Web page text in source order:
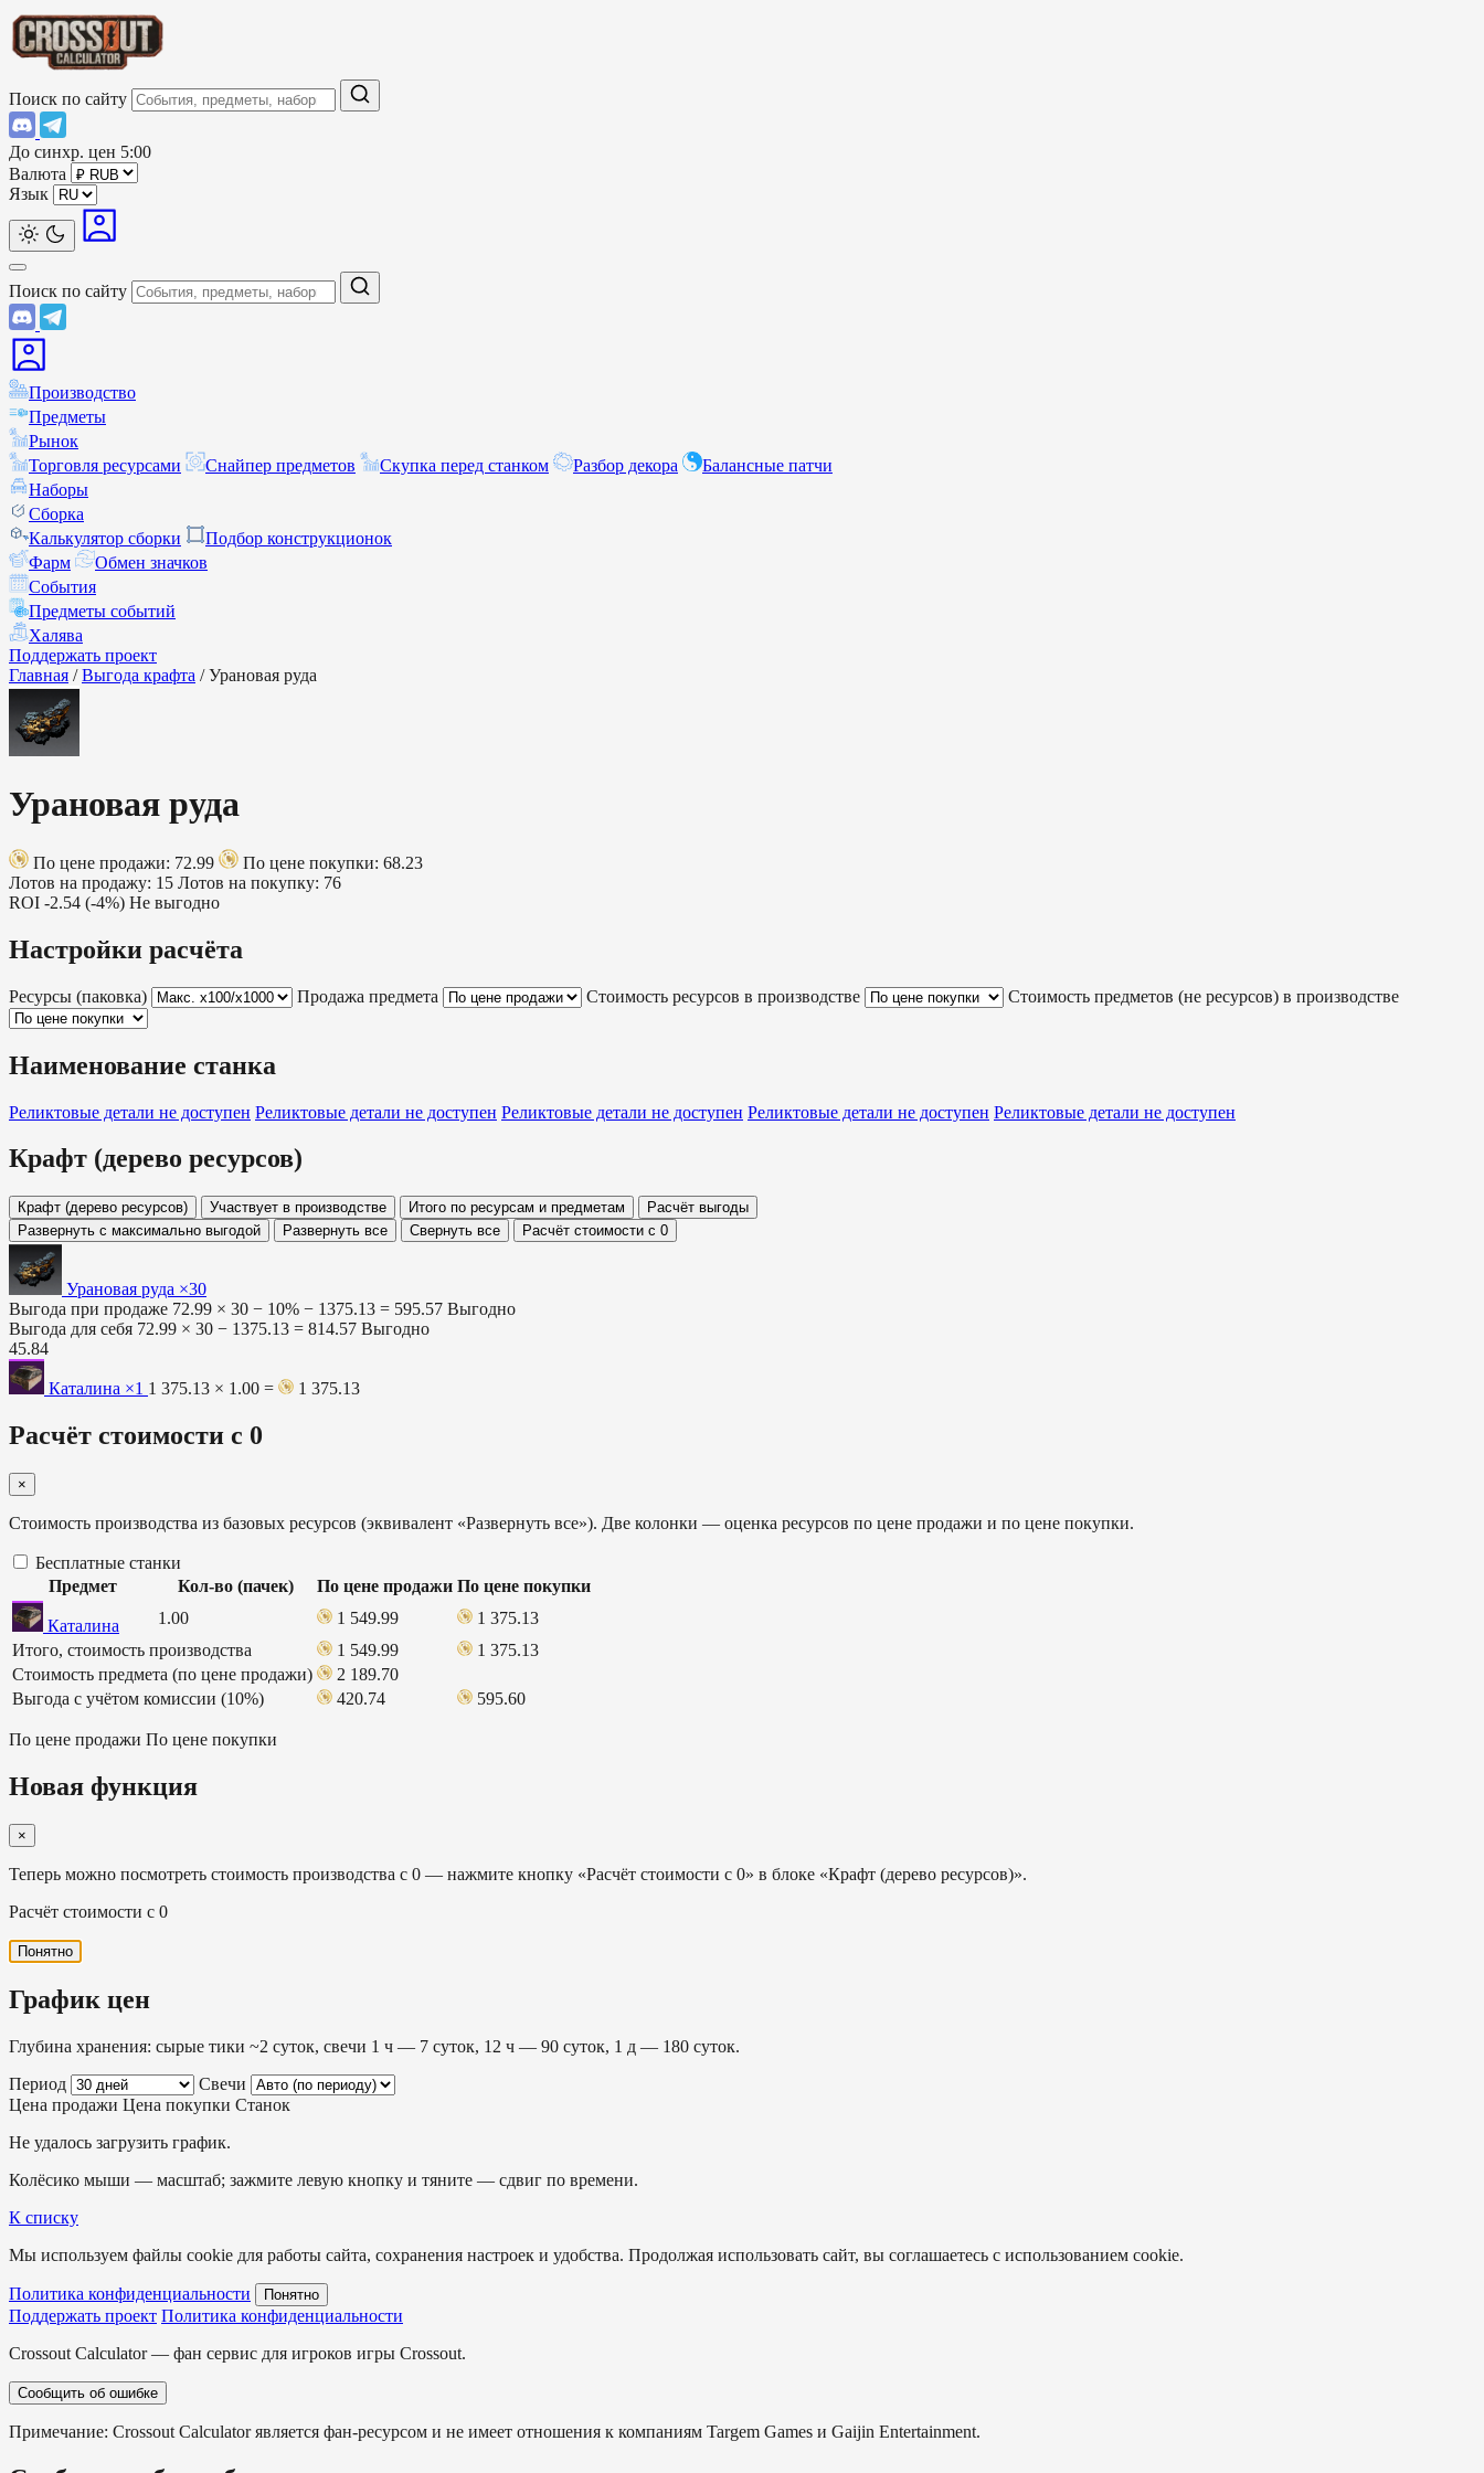
Поиск по сайту
До синхр. цен 5:00
Валюта
Язык
Поиск по сайту
Производство
Предметы
Рынок
Торговля ресурсами
Снайпер предметов Скупка перед станком Разбор декора
Балансные патчи
Наборы
Сборка
Калькулятор сборки
Подбор конструкционок
Фарм
Обмен значков
События
Предметы событий
Халява
Поддержать проект
Главная / Выгода крафта / Урановая руда
Урановая руда
По цене продажи: 72.99
По цене покупки: 68.23
Лотов на продажу: 15 Лотов на покупку: 76
ROI -2.54 (-4%) Не выгодно
Настройки расчёта
Ресурсы (паковка) Продажа предмета Стоимость ресурсов в производстве Стоимость предметов (не ресурсов) в производстве
Наименование станка
Реликтовые детали не доступен Реликтовые детали не доступен Реликтовые детали не доступен Реликтовые детали не доступен Реликтовые детали не доступен
Крафт (дерево ресурсов)
Крафт (дерево ресурсов) Участвует в производстве Итого по ресурсам и предметам
Расчёт выгоды
Развернуть с максимально выгодой
Развернуть все Свернуть все Расчёт стоимости с 0
Урановая руда ×30
Выгода при продаже 72.99 × 30 − 10% − 1375.13 = 595.57 Выгодно
Выгода для себя 72.99 × 30 − 1375.13 = 814.57 Выгодно
45.84
Каталина ×1 1 375.13 × 1.00 = 1 375.13
Расчёт стоимости с 0
×
Стоимость производства из базовых ресурсов (эквивалент «Развернуть все»). Две колонки — оценка ресурсов по цене продажи и по цене покупки.
Бесплатные станки
Предмет
Кол-во (пачек) По цене продажи По цене покупки
Каталина 1.00 1 549.99
1 375.13
Итого, стоимость производства
1 549.99
1 375.13
Стоимость предмета (по цене продажи)
2 189.70
Выгода с учётом комиссии (10%)
420.74 595.60
По цене продажи По цене покупки
Новая функция
×
Теперь можно посмотреть стоимость производства с 0 — нажмите кнопку «Расчёт стоимости с 0» в блоке «Крафт (дерево ресурсов)».
Расчёт стоимости с 0
Понятно
График цен
Глубина хранения: сырые тики ~2 суток, свечи 1 ч — 7 суток, 12 ч — 90 суток, 1 д — 180 суток.
Период
Свечи
Цена продажи Цена покупки Станок
Не удалось загрузить график.
Колёсико мыши — масштаб; зажмите левую кнопку и тяните — сдвиг по времени.
К списку
Мы используем файлы cookie для работы сайта, сохранения настроек и удобства. Продолжая использовать сайт, вы соглашаетесь с использованием cookie.
Политика конфиденциальности Понятно
Поддержать проект Политика конфиденциальности
Crossout Calculator — фан сервис для игроков игры Crossout.
Сообщить об ошибке
Примечание: Crossout Calculator является фан-ресурсом и не имеет отношения к компаниям Targem Games и Gaijin Entertainment.